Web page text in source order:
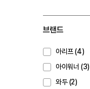
브랜드
아리프 (4)
아이워너 (3)
와두 (2)